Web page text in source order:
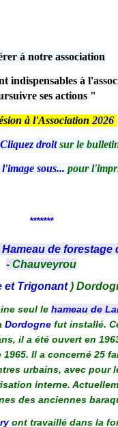
à notre association
indispensables à
ses actions "
à l'Association 2026
Cliquez droitsur le
sous... pour
*******
Hameau de forestage
- Chauveyrou
Trigonant)
seul le hameau de
Dordogne fut installé.
il a été ouvert en
1965. Il a concerné 25
urbains, avec pour
interne.
des anciennes
ont travaillé dans la